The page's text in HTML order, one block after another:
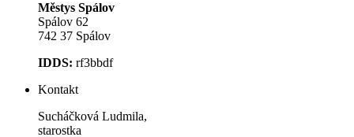
Městys Spálov
Spálov 62
742 37 Spálov
IDDS: rf3bbdf
Kontakt
Sucháčková Ludmila,
starostka